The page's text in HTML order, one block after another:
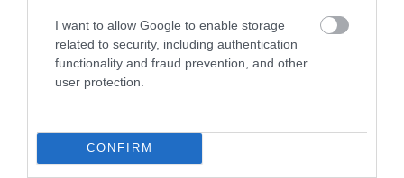
I want to allow Google to enable storage
related to security, including authentication
functionality and fraud prevention, and other
user protection.
CONFIRM
Stop Eating These 3 Foods That Are Known to
Cause Parasites